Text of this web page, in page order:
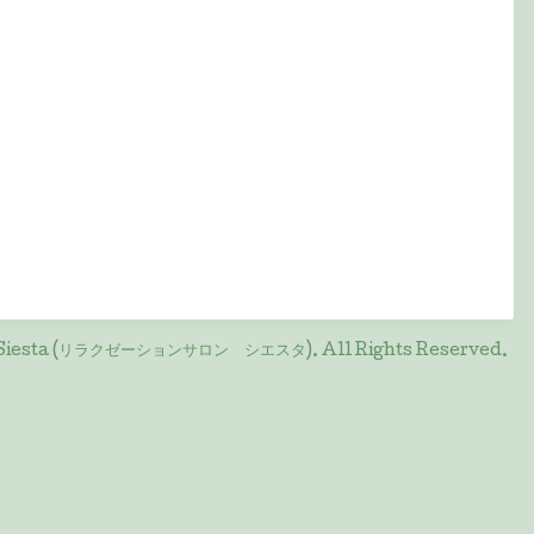
(リラクゼーションサロン シエスタ). All Rights Reserved.